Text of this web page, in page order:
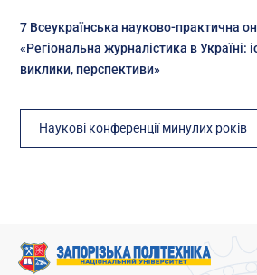
7 Всеукраїнська науково-практична
«Регіональна журналістика в Україні:
виклики, перспективи»
Наукові конференції минулих років